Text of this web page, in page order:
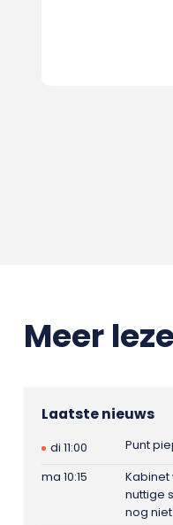
Meer
Laatste nieuws
di 11:00
Punt
ma 10:15
Kabinet
nuttige
nog